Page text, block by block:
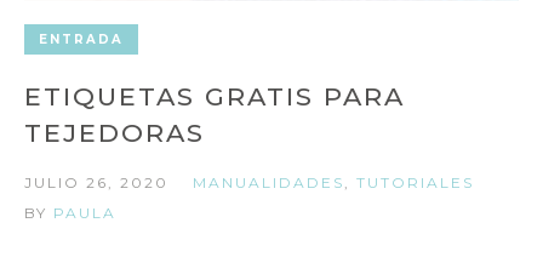
ENTRADA
ETIQUETAS GRATIS PARA
TEJEDORAS
JULIO 26, 2020 MANUALIDADES
TUTORIALES
BY PAULA